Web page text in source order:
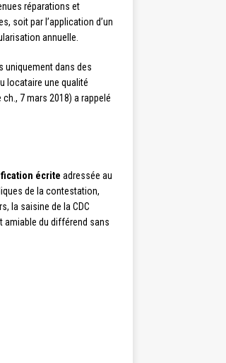
réparations et
soit par l’application d’un
annuelle.
uniquement dans des
locataire une qualité
7 mars 2018) a rappelé
écrite adressée au
de la contestation,
la saisine de la CDC
amiable du différend sans